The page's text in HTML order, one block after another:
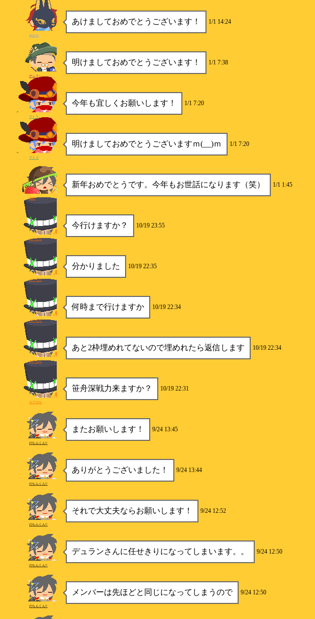
あけましておめでとうございます！ 1/1 14:24
ゆきの
明けましておめでとうございます！ 1/1 7:38
デュラン
今年も宜しくお願いします！ 1/1 7:20
アトラ
明けましておめでとうございますｍ(__)ｍ 1/1 7:20
アトラ
新年おめでとうです。今年もお世話になります（笑） 1/1 1:45
銀鮭
今行けますか？ 10/19 23:55
カプセル
分かりました 10/19 22:35
カプセル
何時まで行けますか 10/19 22:34
カプセル
あと2枠埋めれてないので埋めれたら返信します 10/19 22:34
カプセル
笹舟深戦力来ますか？ 10/19 22:31
カプセル
またお願いします！ 9/24 13:45
のちんくん!!
ありがとうございました！ 9/24 13:44
のちんくん!!
それで大丈夫ならお願いします！ 9/24 12:52
のちんくん!!
デュランさんに任せきりになってしまいます。。 9/24 12:50
のちんくん!!
メンバーは先ほどと同じになってしまうので 9/24 12:50
のちんくん!!